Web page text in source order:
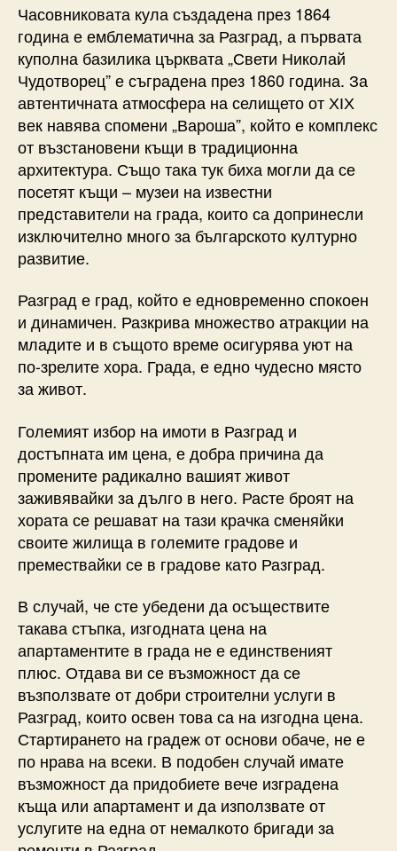
Часовниковата кула създадена през 1864
година е емблематична за Разград, а първата
куполна базилика църквата „Свети Николай
Чудотворец” е съградена през 1860 година. За
автентичната атмосфера на селището от ХІХ
век навява спомени „Вароша”, който е комплекс
от възстановени къщи в традиционна
архитектура. Също така тук биха могли да се
посетят къщи – музеи на известни
представители на града, които са допринесли
изключително много за българското културно
развитие.
Разград е град, който е едновременно спокоен
и динамичен. Разкрива множество атракции на
младите и в същото време осигурява уют на
по-зрелите хора. Града, е едно чудесно място
за живот.
Големият избор на имоти в Разград и
достъпната им цена, е добра причина да
промените радикално вашият живот
заживявайки за дълго в него. Расте броят на
хората се решават на тази крачка сменяйки
своите жилища в големите градове и
премествайки се в градове като Разград.
В случай, че сте убедени да осъществите
такава стъпка, изгодната цена на
апартаментите в града не е единственият
плюс. Отдава ви се възможност да се
възползвате от добри строителни услуги в
Разград, които освен това са на изгодна цена.
Стартирането на градеж от основи обаче, не е
по нрава на всеки. В подобен случай имате
възможност да придобиете вече изградена
къща или апартамент и да използвате от
услугите на една от немалкото бригади за